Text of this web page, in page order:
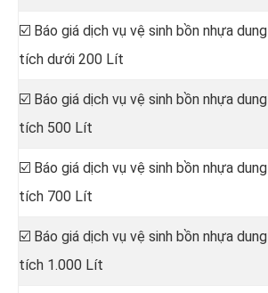
☑️ Báo giá dịch vụ vệ sinh bồn nhựa dung
tích dưới 200 Lít
☑️ Báo giá dịch vụ vệ sinh bồn nhựa dung
tích 500 Lít
☑️ Báo giá dịch vụ vệ sinh bồn nhựa dung
tích 700 Lít
☑️ Báo giá dịch vụ vệ sinh bồn nhựa dung
tích 1.000 Lít